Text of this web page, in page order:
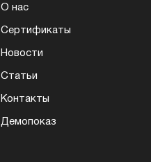
О нас
Сертификаты
Новости
Статьи
Контакты
Демопоказ